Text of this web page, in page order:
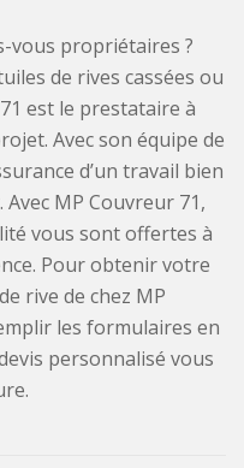
vous propriétaires ?
de rives cassées ou
est le prestataire à
Avec son équipe de
d’un travail bien
MP Couvreur 71,
vous sont offertes à
Pour obtenir votre
rive de chez MP
les formulaires en
personnalisé vous